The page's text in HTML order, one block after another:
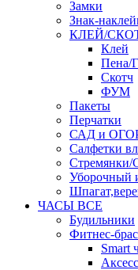
Замки
Знак-
КЛЕЙ/
Клей
Пена/
Скотч
ФУМ
Пакеты
Перчатки
САД и
Салфетки
Стремянки/
Уборочный
ЧАСЫ ВСЕ
Будильники
Фитнес-
Smart